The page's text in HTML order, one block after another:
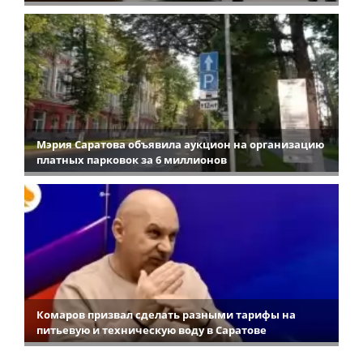
Мэрия Саратова объявила аукцион на организацию
платных парковок за 6 миллионов
Комаров призвал сделать разными тарифы на
питьевую и техническую воду в Саратове